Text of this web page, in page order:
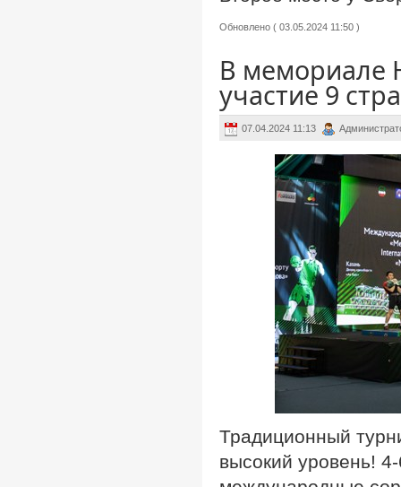
Обновлено ( 03.05.2024 11:50 )
В мемориале
участие 9
07.04.2024 11:13
Традиционный
высокий уровень!